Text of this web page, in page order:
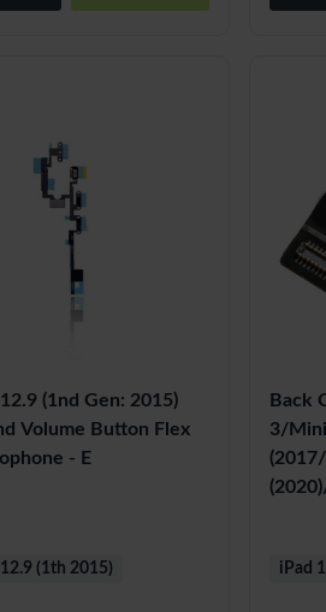
(1nd Gen: 2015)
Volume Button Flex
- E
(1th 2015)
Back
3/
iPad